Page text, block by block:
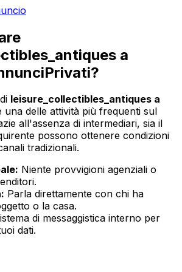
a
leisure_collectibles_antiques a
una delle attività più frequenti sul
all'assenza di intermediari, sia il
possono ottenere condizioni
tradizionali.
Niente provvigioni agenziali o
Parla direttamente con chi ha
o la casa.
di messaggistica interno per
dati.